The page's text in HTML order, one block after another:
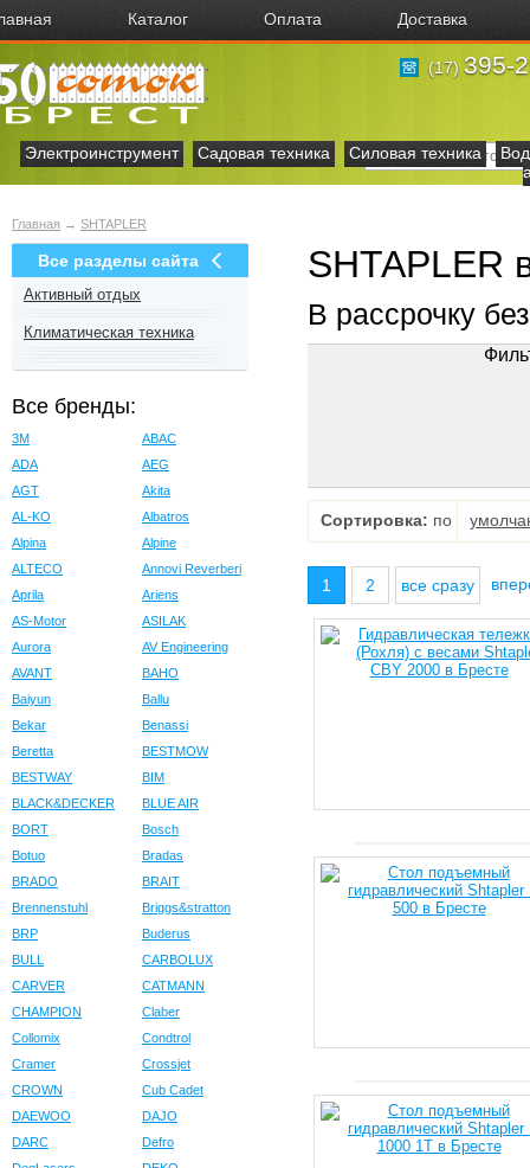
Каталог Оплата Доставка
(17) 395-
Электроинструмент Садовая техника Силовая техника
Главная → SHTAPLER
Все разделы сайта
Активный отдых
Климатическая техника
Все бренды:
3M
ABAC
ADA
AEG
AGT
Akita
AL-KO
Albatros
Alpina
Alpine
ALTECO
Annovi Reverberi
Aprila
Ariens
AS-Motor
ASILAK
Aurora
AV Engineering
AVANT
BAHO
Baiyun
Ballu
Bekar
Benassi
Beretta
BESTMOW
BESTWAY
BIM
BLACK&DECKER
BLUE AIR
BORT
Bosch
Botuo
Bradas
BRADO
BRAIT
Brennenstuhl
Briggs&stratton
BRP
Buderus
BULL
CARBOLUX
CARVER
CATMANN
CHAMPION
Claber
Collomix
Condtrol
Cramer
Crossjet
CROWN
Cub Cadet
DAEWOO
DAJO
DARC
Defro
SHTAPLER
В рассрочку
Сортировка: по
1 2 все сразу